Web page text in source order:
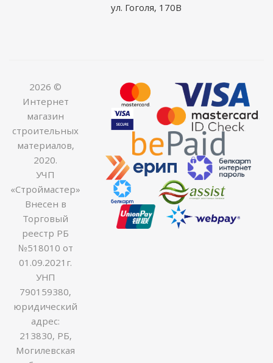
ул. Гоголя, 170В
2026 ©
Интернет
магазин
строительных
материалов,
2020.
УЧП
«Строймастер»
Внесен в
Торговый
реестр РБ
№518010 от
01.09.2021г.
УНП
790159380,
юридический
адрес:
213830, РБ,
Могилевская